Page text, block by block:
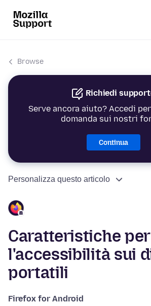
Browse
Richiedi
Serve ancora aiuto? Accedi
domanda sui nostri
Continua
Personalizza questo articolo
Caratteristiche per
l'accessibilità sui
portatili
Firefox for Android